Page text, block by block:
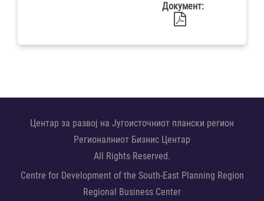
Документ:
Центар за развој на Југоисточниот плански регион
Регионалниот Бизнис Центар
All Rights Reserved.
Centre for Development of the South-East Planning Region
Regional Business Center